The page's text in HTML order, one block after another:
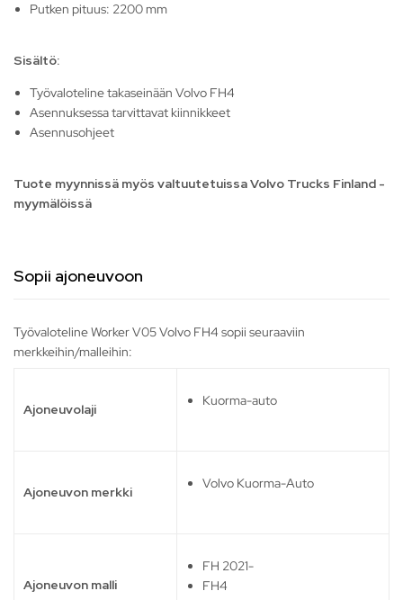
Putken pituus: 2200 mm
Sisältö:
Työvaloteline takaseinään Volvo FH4
Asennuksessa tarvittavat kiinnikkeet
Asennusohjeet
Tuote myynnissä myös valtuutetuissa Volvo Trucks Finland -
myymälöissä
Sopii ajoneuvoon
Työvaloteline Worker V05 Volvo FH4 sopii seuraaviin
merkkeihin/malleihin:
Ajoneuvolaji
Kuorma-auto
Ajoneuvon merkki
Volvo Kuorma-Auto
Ajoneuvon malli
FH 2021-
FH4